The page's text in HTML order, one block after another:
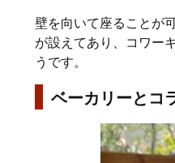
壁を向いて座ることが
が設えてあり、コワー
うです。
ベーカリーとコ